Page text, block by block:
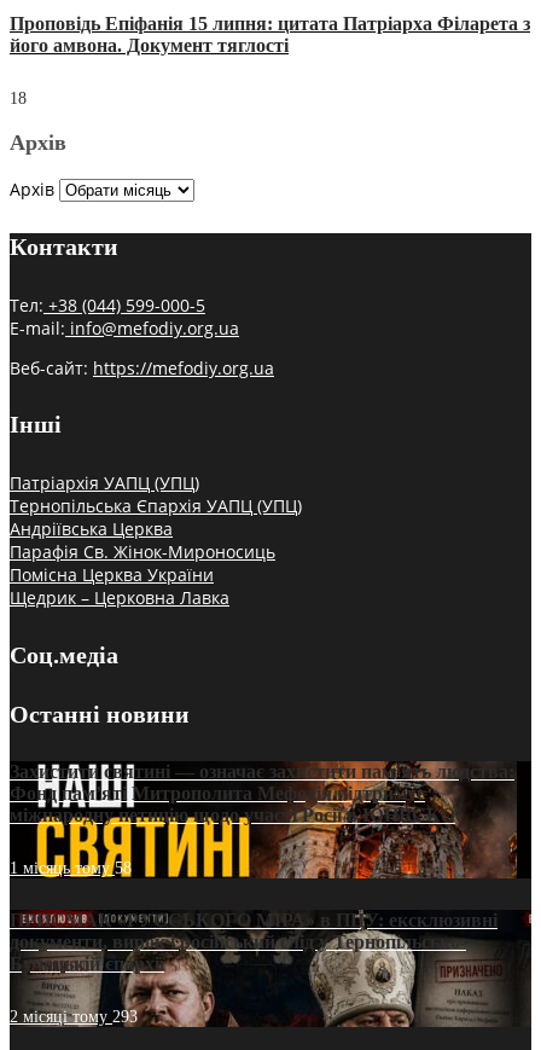
Проповідь Епіфанія 15 липня: цитата Патріарха Філарета з
його амвона. Документ тяглості
18
Архів
Архів
Контакти
Тел: +38 (044) 599-000-5
E-mail: info@mefodiy.org.ua
Веб-сайт: https://mefodiy.org.ua
Інші
Патріархія УАПЦ (УПЦ)
Тернопільська Єпархія УАПЦ (УПЦ)
Андріївська Церква
Парафія Св. Жінок-Мироносиць
Помісна Церква України
Щедрик – Церковна Лавка
Соц.медіа
Останні новини
Захистити святині — означає захистити пам’ять людства:
Фонд пам’яті Митрополита Мефодія підтримує
міжнародну петицію щодо участі Росії в ЮНЕСКО
1 місяць тому58
ПРИСМАК «РУССЬКОГО МІРА» в ПЦУ: ексклюзивні
документи, вирок і російський слід у Тернопільсько-
Бучацькій єпархії
2 місяці тому 293